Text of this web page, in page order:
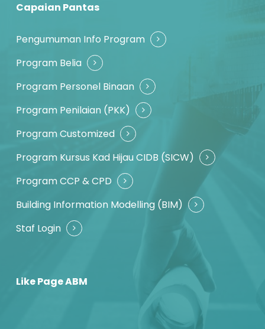
Capaian Pantas
Pengumuman Info Program
Program Belia
Program Personel Binaan
Program Penilaian (PKK)
Program Customized
Program Kursus Kad Hijau CIDB (SICW)
Program CCP & CPD
Building Information Modelling (BIM)
Staf Login
Like Page ABM